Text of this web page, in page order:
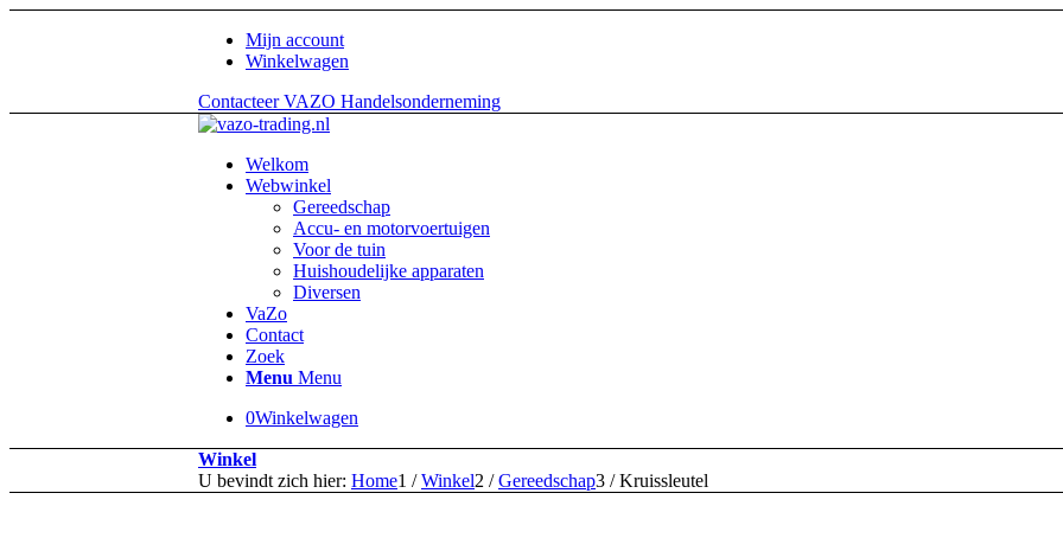
Mijn account
Winkelwagen
Contacteer VAZO Handelsonderneming
Welkom
Webwinkel
Gereedschap
Accu- en motorvoertuigen
Voor de tuin
Huishoudelijke apparaten
Diversen
VaZo
Contact
Zoek
Menu Menu
0Winkelwagen
Winkel
U bevindt zich hier: Home1 / Winkel2 / Gereedschap3 / Kruissleutel